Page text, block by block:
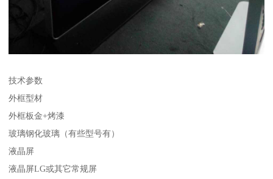
技术参数
外框型材
外框板金+烤漆
玻璃钢化玻璃（有些型号有）
液晶屏
液晶屏LG或其它常规屏